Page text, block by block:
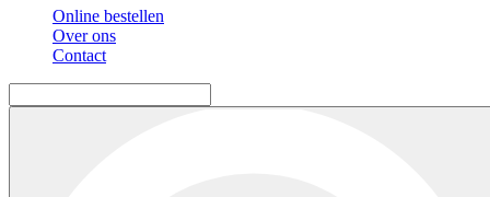
Online bestellen
Over ons
Contact